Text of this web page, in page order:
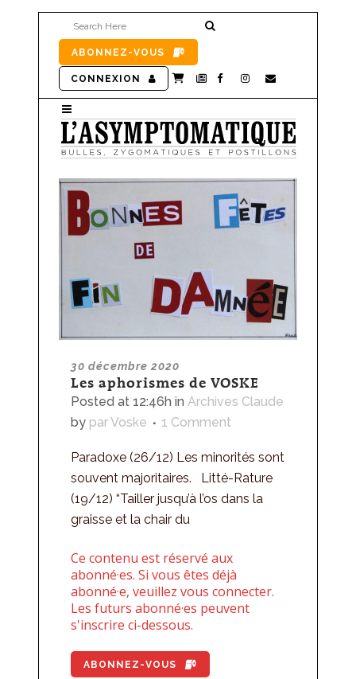
ABONNEZ-VOUS
CONNEXION
30 décembre 2020
Les aphorismes de VOSKE
Posted at 12:46h in Archives Claude
by par Voske 1 Comment
Paradoxe (26/12) Les minorités sont
souvent majoritaires. Litté-Rature
(19/12) “Tailler jusqu’à l’os dans la
graisse et la chair du
Ce contenu est réservé aux
abonné·es. Si vous êtes déjà
abonné·e, veuillez vous connecter.
Les futurs abonné·es peuvent
s'inscrire ci-dessous.
ABONNEZ-VOUS